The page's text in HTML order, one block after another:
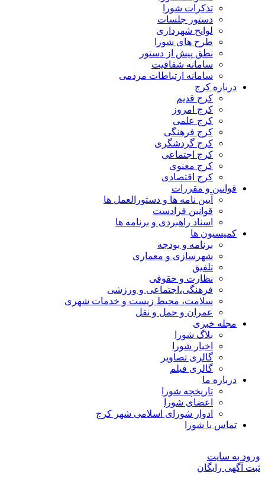
تذکرات شورا
دستور جلسات
لوایح شهرداری
طرح های شورا
نطق پیش از دستور
سامانه شفافیت
سامانه ارتباطات مردمی
درباره کرج
کرج قدیم
کرج امروز
کرج علمی
کرج فرهنگی
کرج گردشگری
کرج اجتماعی
کرج معنوی
کرج اقتصادی
قوانین و مقررات
آیین نامه ها و دستورالعمل ها
قوانین فرادست
اسناد راهبردی و برنامه ها
کمیسیون ها
برنامه و بودجه
شهرسازی و معماری
تلفیق
نظارت و حقوقی
فرهنگی،اجتماعی و ورزشی
سلامت، محیط زیست و خدمات شهری
عمران و حمل و نقل
مجله خبری
بلاگ شورا
اخبار شورا
گالری تصاویر
گالری فیلم
درباره ما
تاریخچه شورا
اعضای شورا
ادوار شورای اسلامی شهر کرج
تماس با شورا
ورود به سایت
ثبت آگهی رایگان